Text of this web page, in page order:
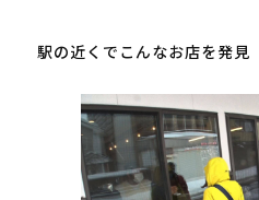
駅の近くでこんなお店を発見